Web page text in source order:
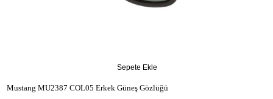
Mustang MU2387 COL05 Erkek Güneş Gözlüğü
Sepete Ekle